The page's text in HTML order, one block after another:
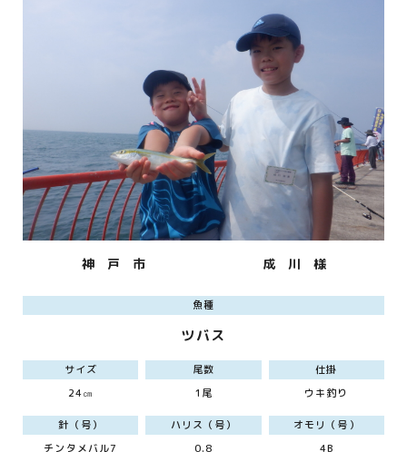
神 戸 市 成 川 様
魚種
ツバス
サイズ
24㎝
尾数
1尾
仕掛
ウキ釣り
針（号）
チンタメバル7
ハリス（号）
0.8
オモリ（号）
4B